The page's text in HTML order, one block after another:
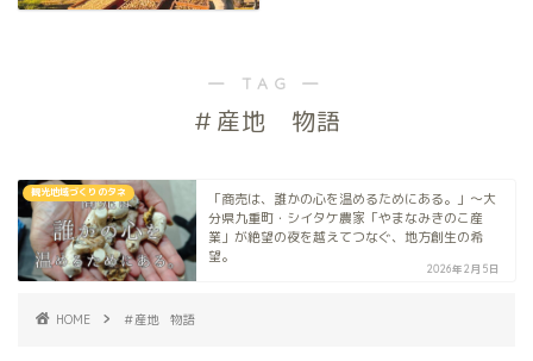
― TAG ―
＃産地 物語
観光地域づくりのタネ
「商売は、誰かの心を温めるためにある。」〜大
分県九重町・シイタケ農家「やまなみきのこ産
業」が絶望の夜を越えてつなぐ、地方創生の希
望。
2026年2月5日
HOME ＃産地 物語